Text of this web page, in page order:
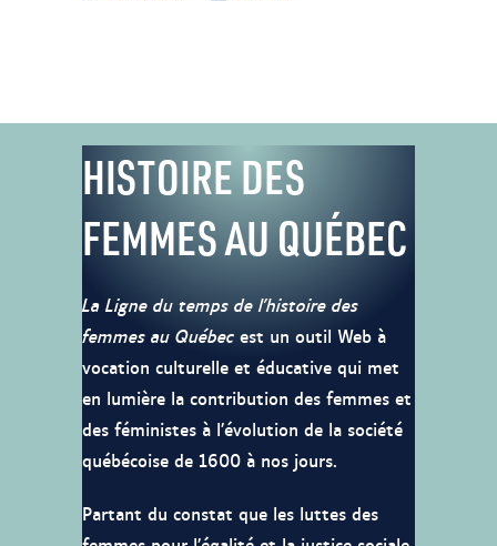
HISTOIRE DES
FEMMES AU QUÉBEC
La Ligne du temps de l’histoire des
femmes au Québec est un outil Web à
vocation culturelle et éducative qui met
en lumière la contribution des femmes et
des féministes à l’évolution de la société
québécoise de 1600 à nos jours.
Partant du constat que les luttes des